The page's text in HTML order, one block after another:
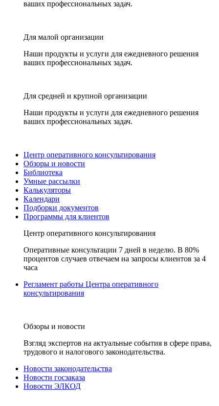
ваших профессиональных задач.
Для малой организации
Наши продукты и услуги для ежедневного решения
ваших профессиональных задач.
Для средней и крупной организации
Наши продукты и услуги для ежедневного решения
ваших профессиональных задач.
Центр оперативного консультирования
Обзоры и новости
Библиотека
Умные рассылки
Калькуляторы
Календари
Подборки документов
Программы для клиентов
Центр оперативного консультирования
Оперативные консультации 7 дней в неделю. В 80%
процентов случаев отвечаем на запросы клиентов за 4
часа
Регламент работы Центра оперативного
консультирования
Обзоры и новости
Взгляд экспертов на актуальные события в сфере права,
трудового и налогового законодательства.
Новости законодательства
Новости госзаказа
Новости ЭЛКОД